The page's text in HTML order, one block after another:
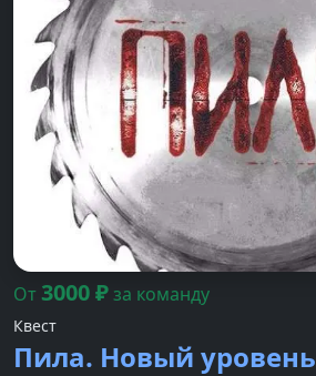
От3000₽за команду
Квест
Пила. Новый уровень